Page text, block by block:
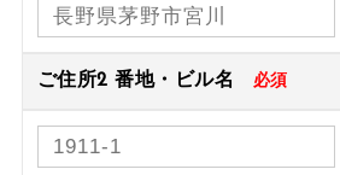
ご住所2 番地・ビル名 必須